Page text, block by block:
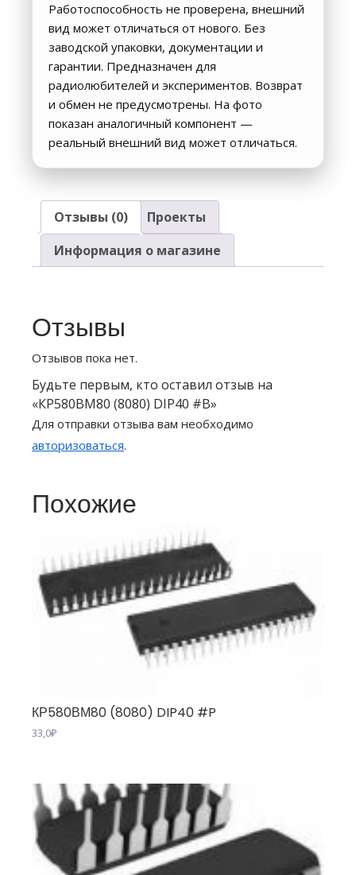
Работоспособность не проверена, внешний
вид может отличаться от нового. Без
заводской упаковки, документации и
гарантии. Предназначен для
радиолюбителей и экспериментов. Возврат
и обмен не предусмотрены. На фото
показан аналогичный компонент —
реальный внешний вид может отличаться.
Отзывы (0)
Проекты
Информация о магазине
Отзывы
Отзывов пока нет.
Будьте первым, кто оставил отзыв на
«КР580ВМ80 (8080) DIP40 #B»
Для отправки отзыва вам необходимо
авторизоваться.
Похожие
КР580ВМ80 (8080) DIP40 #P
33,0₽